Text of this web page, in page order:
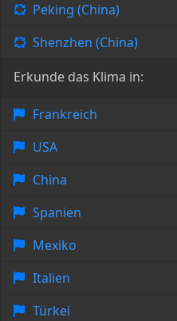
Peking (China)
Shenzhen (China)
Erkunde das Klima in:
Frankreich
USA
China
Spanien
Mexiko
Italien
Türkei